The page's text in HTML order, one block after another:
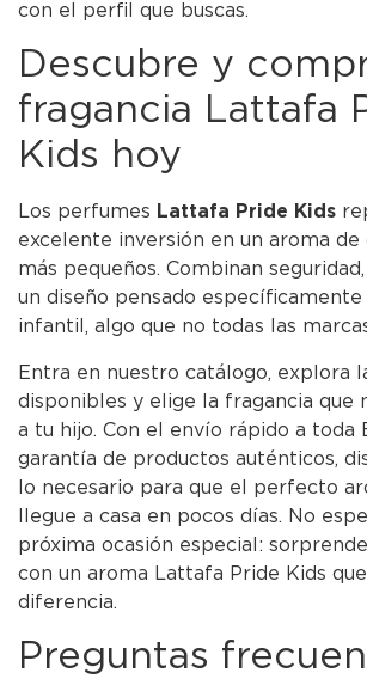
con el perfil que buscas.
Descubre y
fragancia Lattafa
Kids hoy
Los perfumes Lattafa Pride Kids
excelente inversión en un aroma de
más pequeños. Combinan
un diseño pensado
infantil, algo que no todas las
Entra en nuestro catálogo, explora
disponibles y elige la fragancia que
a tu hijo. Con el envío rápido a toda
garantía de productos auténticos,
lo necesario para que el perfecto
llegue a casa en pocos días. No
próxima ocasión especial:
con un aroma Lattafa Pride Kids
diferencia.
Preguntas